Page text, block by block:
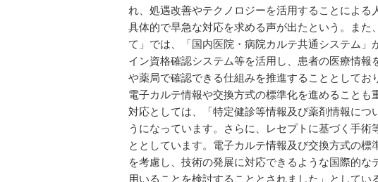
れ、処遇改善やテクノロジーを活用することによ
具体的で早急な対応を求める声が出たという。ま
て」では、「国内医院・病院カルテ共通システム
イン資格確認システム等を活用し、患者の医療情
や薬局で確認できる仕組みを推進することとしてお
電子カルテ情報や交換方式の標準化を進めることも
対応としては、「特定健診等情報及び薬剤情報につ
うになっています。さらに、レセプトに基づく手
ととしています。電子カルテ情報及び交換方式の
を考慮し、技術の発展に対応できるような国際的
用いることを検討することとされました」としてい